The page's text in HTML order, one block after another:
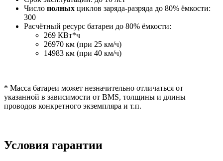
Число полных циклов заряда-разряда до 80% ёмкости:
300
Расчётный ресурс батареи до 80% ёмкости:
269 КВт*ч
26970 км (при 25 км/ч)
14983 км (при 40 км/ч)
* Масса батареи может незначительно отличаться от
указанной в зависимости от BMS, толщины и длины
проводов конкретного экземпляра и т.п.
Условия гарантии